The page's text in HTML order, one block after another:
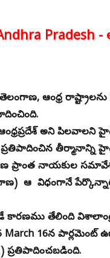
Pradesh -
ఆంధ్ర రాష్ట్రాలను
ఆంధ్రప్రదేశ్ అని
ప్రతిపాదించిన
ప్రాంత నాయకుల
ఆ విధంగానే
కారణము తేలింది
March 16న
ప్రతిపాదించబడింది.